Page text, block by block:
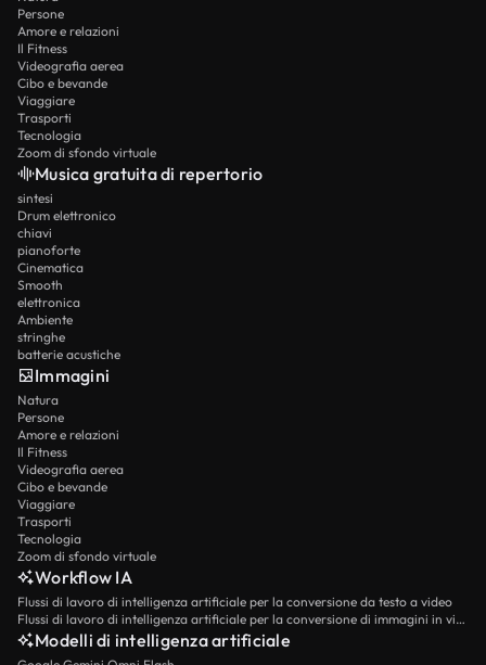
Persone
Amore e relazioni
Il Fitness
Videografia aerea
Cibo e bevande
Viaggiare
Trasporti
Tecnologia
Zoom di sfondo virtuale
Musica gratuita di repertorio
sintesi
Drum elettronico
chiavi
pianoforte
Cinematica
Smooth
elettronica
Ambiente
stringhe
batterie acustiche
Immagini
Natura
Persone
Amore e relazioni
Il Fitness
Videografia aerea
Cibo e bevande
Viaggiare
Trasporti
Tecnologia
Zoom di sfondo virtuale
Workflow IA
Flussi di lavoro di intelligenza artificiale per la conversione da testo a video
Flussi di lavoro di intelligenza artificiale per la conversione di immagini in video
Modelli di intelligenza artificiale